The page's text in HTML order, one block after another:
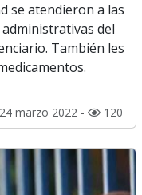
se atendieron a las
del
También les
marzo 2022 - 120